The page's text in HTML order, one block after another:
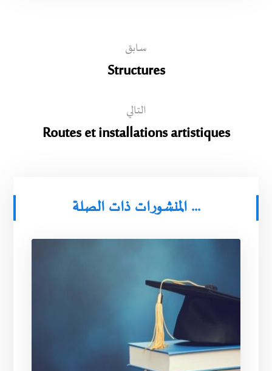
سابق
Structures
التالي
Routes et installations artistiques
المنشورات ذات الصلة ...